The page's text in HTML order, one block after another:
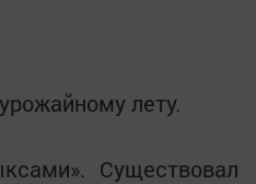
лету.
Существовал